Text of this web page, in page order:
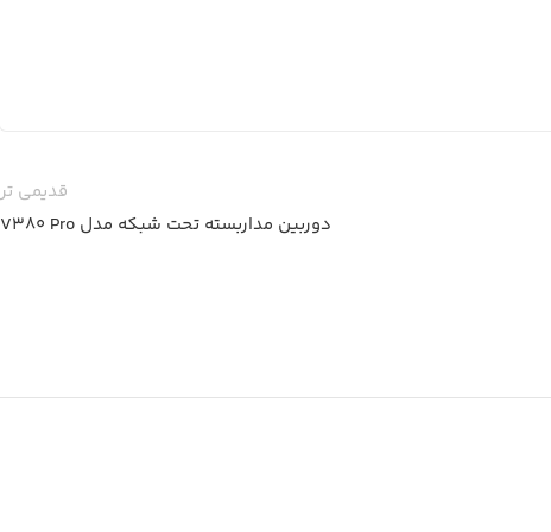
قدیمی تر
دوربین مداربسته تحت شبکه مدل V380 Pro